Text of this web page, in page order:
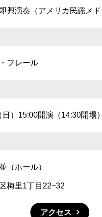
興演奏（アメリカ民謡メ
フレール
）15:00開演（14:30開場）
（ホール）
梅里1丁目22−32
アクセス